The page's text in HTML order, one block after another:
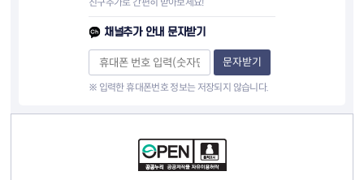
채널추가 안내 문자받기
문자받기
※ 입력한 휴대폰번호 정보는 저장되지 않습니다.